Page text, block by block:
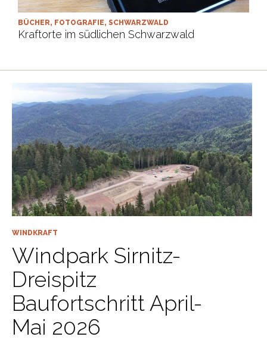
BÜCHER, FOTOGRAFIE, SCHWARZWALD
Kraftorte im südlichen Schwarzwald
WINDKRAFT
Windpark Sirnitz-
Dreispitz
Baufortschritt April-
Mai 2026